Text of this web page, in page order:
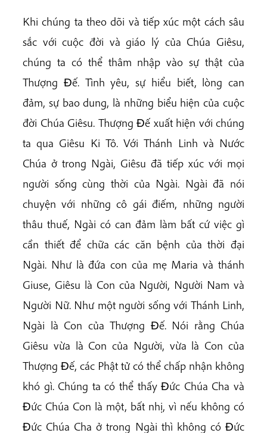
Khi chúng ta theo dõi và tiếp xúc một cách sâu
sắc với cuộc đời và giáo lý của Chúa Giêsu,
chúng ta có thể thâm nhập vào sự thật của
Thượng Ðế. Tình yêu, sự hiểu biết, lòng can
đảm, sự bao dung, là những biểu hiện của cuộc
đời Chúa Giêsu. Thượng Ðế xuất hiện với chúng
ta qua Giêsu Ki Tô. Với Thánh Linh và Nước
Chúa ở trong Ngài, Giêsu đã tiếp xúc với mọi
người sống cùng thời của Ngài. Ngài đã nói
chuyện với những cô gái điếm, những người
thâu thuế, Ngài có can đảm làm bất cứ việc gì
cần thiết để chữa các căn bệnh của thời đại
Ngài. Như là đứa con của mẹ Maria và thánh
Giuse, Giêsu là Con của Người, Người Nam và
Người Nữ. Như một người sống với Thánh Linh,
Ngài là Con của Thượng Ðế. Nói rằng Chúa
Giêsu vừa là Con của Người, vừa là Con của
Thượng Ðế, các Phật tử có thể chấp nhận không
khó gì. Chúng ta có thể thấy Ðức Chúa Cha và
Ðức Chúa Con là một, bất nhị, vì nếu không có
Ðức Chúa Cha ở trong Ngài thì không có Ðức